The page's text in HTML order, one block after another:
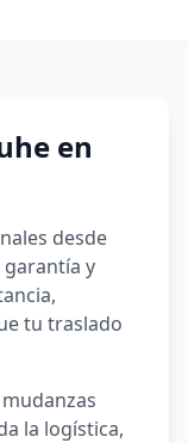
en
desde
y
tu traslado
la logística,